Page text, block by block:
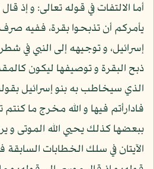
أما الالتفات في قوله تعالى: و إذ
يأمركم أن تذبحوا بقرة، ففيه
إسرائيل، و توجيهه إلى النبي في
ذبح البقرة و توصيفها ليكون
الذي سيخاطب به بنو إسرائيل
فادارأتم فيها و الله مخرج ما
ببعضها كذلك يحيي الله الموتى و
الآيتان في سلك الخطابات